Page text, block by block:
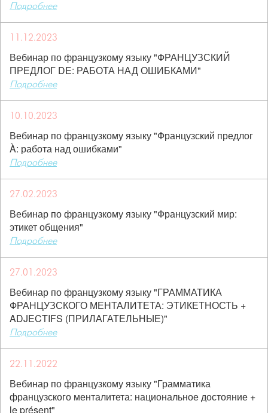
Подробнее
11.12.2023
Вебинар по французкому языку "ФРАНЦУЗСКИЙ
ПРЕДЛОГ DE: РАБОТА НАД ОШИБКАМИ"
Подробнее
10.10.2023
Вебинар по французкому языку "Французский предлог
À: работа над ошибками"
Подробнее
27.02.2023
Вебинар по французкому языку "Французский мир:
этикет общения"
Подробнее
27.01.2023
Вебинар по французкому языку "ГРАММАТИКА
ФРАНЦУЗСКОГО МЕНТАЛИТЕТА: ЭТИКЕТНОСТЬ +
ADJECTIFS (ПРИЛАГАТЕЛЬНЫЕ)"
Подробнее
22.11.2022
Вебинар по французкому языку "Грамматика
французского менталитета: национальное достояние +
le présent"